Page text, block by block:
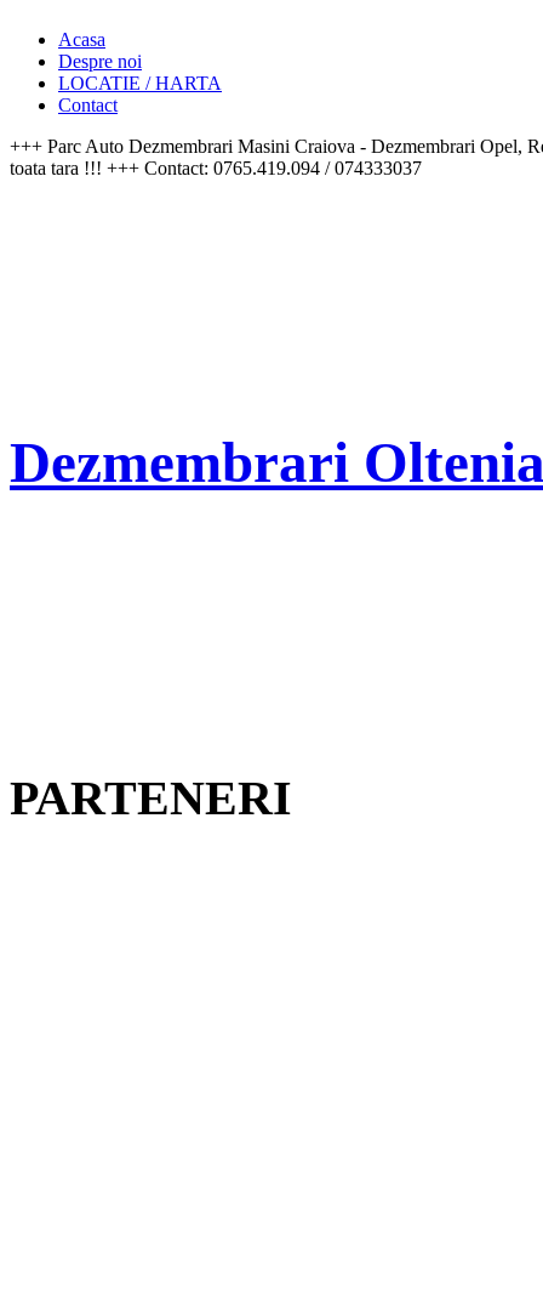
Acasa
Despre noi
LOCATIE / HARTA
Contact
+++ Parc Auto Dezmembrari Masini Craiova - Dezmembrari Opel,
toata tara !!! +++ Contact: 0765.419.094 / 074333037
Dezmembrari
PARTENERI